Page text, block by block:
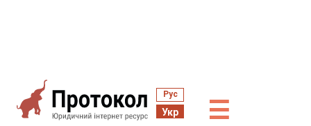
Рус
Укр ☰